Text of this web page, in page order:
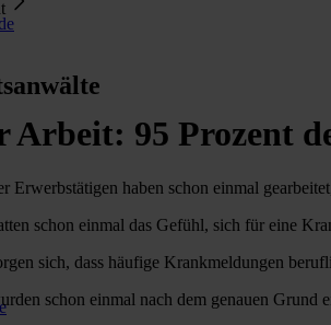
95 Prozent
Erwerbstätigen haben schon einmal
schon einmal das Gefühl, sich für eine
sich, dass häufige Krankmeldungen
schon einmal nach dem genauen Grund